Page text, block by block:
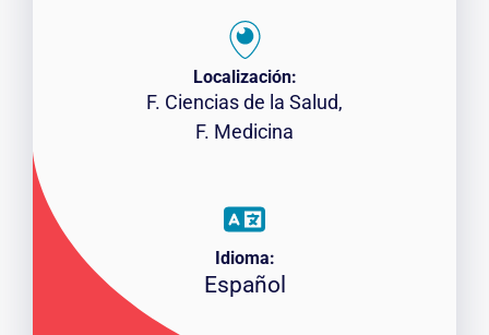
Localización:
F. Ciencias de la Salud,
F. Medicina
Idioma:
Español